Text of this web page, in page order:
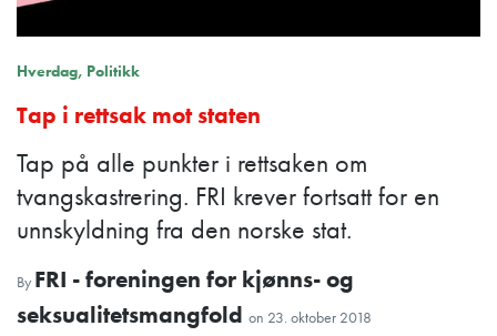
Hverdag Politikk
Tap i rettsak mot staten
Tap på alle punkter i rettsaken om
tvangskastrering. FRI krever fortsatt for en
unnskyldning fra den norske stat.
By FRI - foreningen for kjønns- og
seksualitetsmangfold on 23. oktober 2018